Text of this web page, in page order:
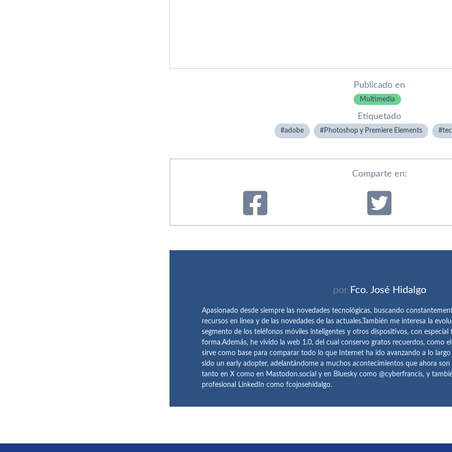
Publicado en
Multimedia
Etiquetado
adobe Photoshop y Premiere Elements
Comparte en:
por Fco. José Hidalgo
Apasionado desde siempre las novedades tecnológicas, buscando
recursos en línea y de las novedades de las actuales.También me interesa la
segmento de los teléfonos móviles inteligentes y otros dispositivos, con
forma.Además, he vivido la web 1.0, del cual conservo gratos recuerdos, como
sirve como base para comparar todo lo que Internet ha ido avanzando a lo largo
sido un early adopter, adelantándome a muchos acontecimientos que ahora
tanto en X como en Mastodon.social y en Bluesky como @cyberfrancis, y
profesional LinkedIn como fcojosehidalgo.